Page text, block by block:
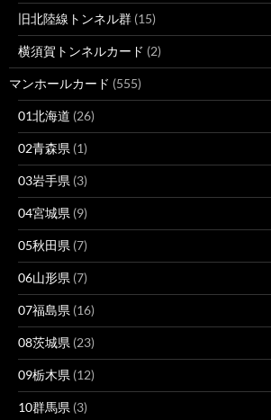
旧北陸線トンネル群 (15)
横須賀トンネルカード (2)
マンホールカード (555)
01北海道 (26)
02青森県 (1)
03岩手県 (3)
04宮城県 (9)
05秋田県 (7)
06山形県 (7)
07福島県 (16)
08茨城県 (23)
09栃木県 (12)
10群馬県 (3)